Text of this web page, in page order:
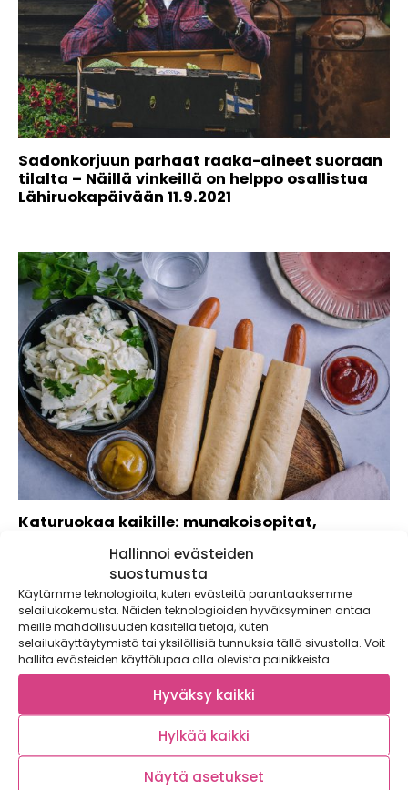
Hallinnoi evästeiden
suostumusta
Käytämme teknologioita, kuten evästeitä parantaaksemme
selailukokemusta. Näiden teknologioiden hyväksyminen antaa
meille mahdollisuuden käsitellä tietoja, kuten
selailukäyttäytymistä tai yksilöllisiä tunnuksia tällä sivustolla. Voit
hallita evästeiden käyttölupaa alla olevista painikkeista.
Hyväksy kaikki
Hylkää kaikki
Näytä asetukset
Sadonkorjuun parhaat raaka-aineet suoraan
tilalta – Näillä vinkeillä on helppo osallistua
Lähiruokapäivään 11.9.2021
Katuruokaa kaikille: munakoisopitat,